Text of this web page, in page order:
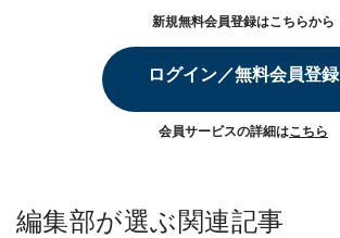
新規無料会員登録はこちらから
ログイン／無料会員登録
会員サービスの詳細はこちら
編集部が選ぶ関連記事